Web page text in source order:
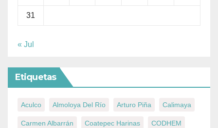
31
« Jul
Etiquetas
Aculco Almoloya Del Río Arturo Piña Calimaya
Carmen Albarrán Coatepec Harinas CODHEM